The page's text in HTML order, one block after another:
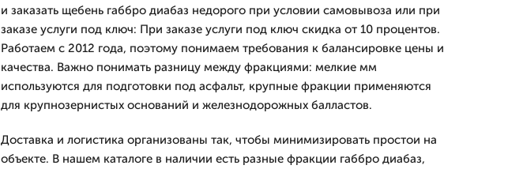
и заказать щебень габбро диабаз недорого при условии самовывоза или при
заказе услуги под ключ: При заказе услуги под ключ скидка от 10 процентов.
Работаем с 2012 года, поэтому понимаем требования к балансировке цены и
качества. Важно понимать разницу между фракциями: мелкие мм
используются для подготовки под асфальт, крупные фракции применяются
для крупнозернистых оснований и железнодорожных балластов.
Доставка и логистика организованы так, чтобы минимизировать простои на
объекте. В нашем каталоге в наличии есть разные фракции габбро диабаз,